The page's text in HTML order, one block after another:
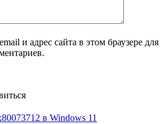
и адрес сайта в этом браузере для
в Windows 11